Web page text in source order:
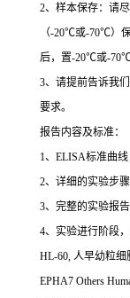
2、样本保存：请尽
（-20℃或-70℃）
后，置-20℃或-70
3、请提前告诉我
要求。
报告内容及标准：
1、 ELISA标准曲线
2、详细的实验步骤
3、完整的实验报
4、实验进行阶段
HL-60, 人早幼粒细
EPHA7 Others